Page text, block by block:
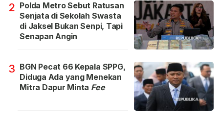
2 Polda Metro Sebut Ratusan
Senjata di Sekolah Swasta
di Jaksel Bukan Senpi, Tapi
Senapan Angin
3 BGN Pecat 66 Kepala SPPG,
Diduga Ada yang Menekan
Mitra Dapur Minta Fee